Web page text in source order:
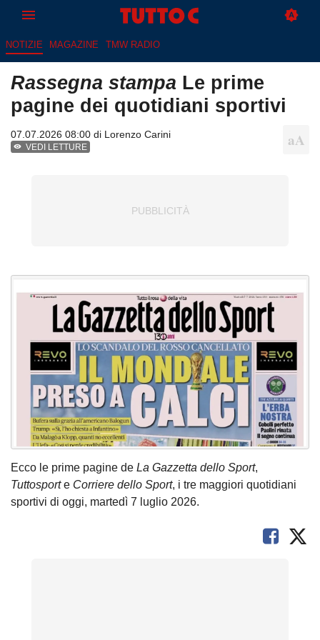
NOTIZIE MAGAZINE TMW RADIO
Rassegna stampa Le prime
pagine dei quotidiani sportivi
07.07.2026 08:00 di Lorenzo Carini
VEDI LETTURE
Ecco le prime pagine de La Gazzetta dello Sport,
Tuttosporte Corriere dello Sport, i tre maggiori quotidiani
sportivi di oggi, martedì 7 luglio 2026.